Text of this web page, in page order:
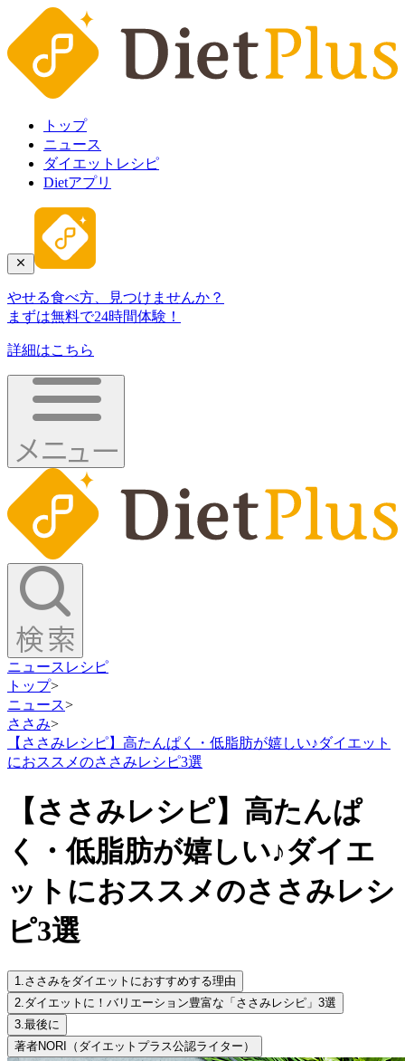
トップ
ニュース
ダイエットレシピ
Dietアプリ
やせる食べ方、見つけませんか？
まずは無料で24時間体験！
詳細はこちら
ニュース レシピ
トップ>
ニュース>
ささみ>
【ささみレシピ】高たんぱく・低脂肪が嬉しい♪ダイエット
におススメのささみレシピ3選
【ささみレシピ】高たんぱ
く・低脂肪が嬉しい♪ダイエ
ットにおススメのささみレシ
ピ3選
1.ささみをダイエットにおすすめする理由
2.ダイエットに！バリエーション豊富な「ささみレシピ」3選
3.最後に
著者NORI（ダイエットプラス公認ライター）